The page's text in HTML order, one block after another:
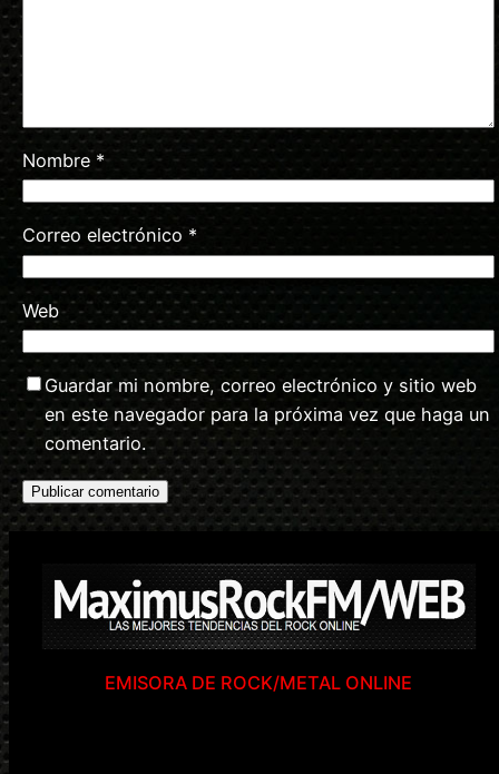
Nombre *
Correo electrónico *
Web
Guardar mi nombre, correo electrónico y sitio web
en este navegador para la próxima vez que haga un
comentario.
EMISORA DE ROCK/METAL ONLINE